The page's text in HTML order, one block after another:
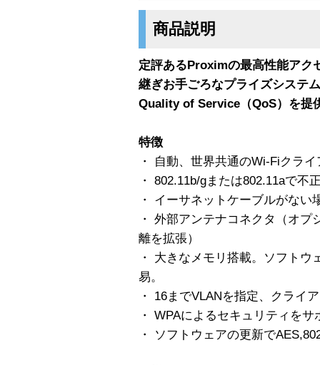
商品説明
定評あるProximの最高性能アク
継ぎお手ごろなプライズシステ
Quality of Service（QoS）を提
特徴
・ 自動、世界共通のWi-Fiクラ
・ 802.11b/gまたは802.11aで不
・ イーサネットケーブルがな
・ 外部アンテナコネクタ（オ
離を拡張）
・ 大きなメモリ搭載。ソフト
易。
・ 16までVLANを指定、クライ
・ WPAによるセキュリティをサ
・ ソフトウェアの更新で